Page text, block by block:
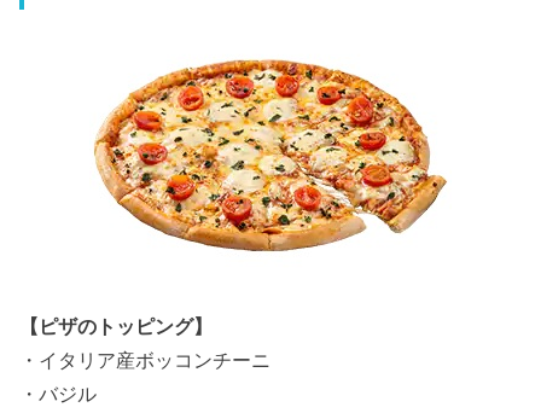
【ピザのトッピング】
・イタリア産ボッコンチーニ
・バジル